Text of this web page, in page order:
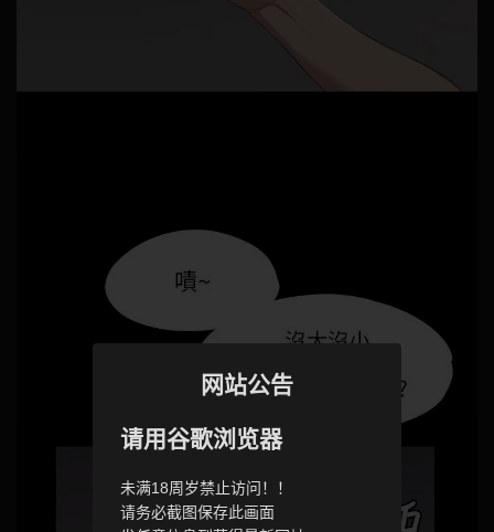
网站公告
请用谷歌浏览器
未满18周岁禁止访问！！
请务必截图保存此画面